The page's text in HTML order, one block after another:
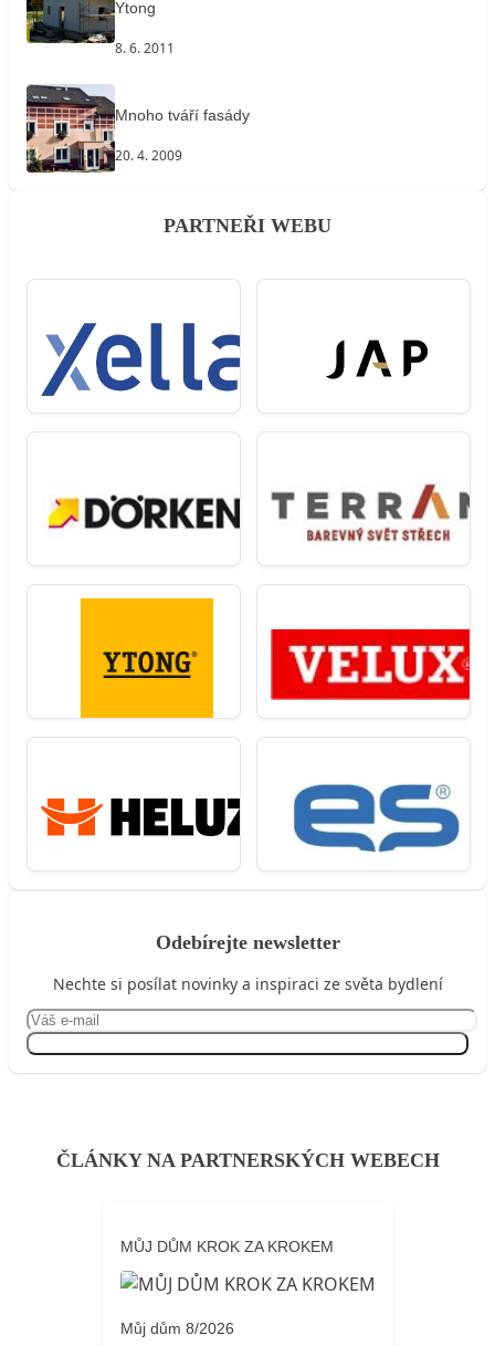
Ytong
8. 6. 2011
Mnoho tváří fasády
20. 4. 2009
PARTNEŘI WEBU
Odebírejte newsletter
Nechte si posílat novinky a inspiraci ze světa bydlení
ČLÁNKY NA PARTNERSKÝCH WEBECH
MŮJ DŮM KROK ZA KROKEM
Můj dům 8/2026